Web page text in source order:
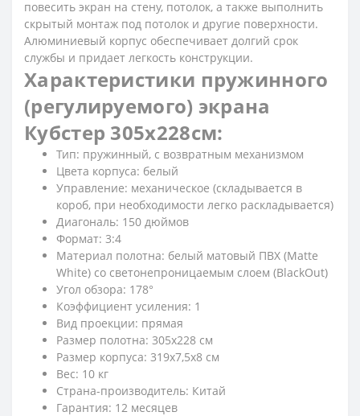
повесить экран на стену, потолок, а также выполнить
скрытый монтаж под потолок и другие поверхности.
Алюминиевый корпус обеспечивает долгий срок
службы и придает легкость конструкции.
Характеристики пружинного
(регулируемого) экрана
Кубстер 305х228см:
Тип: пружинный, с возвратным механизмом
Цвета корпуса: белый
Управление: механическое (складывается в
короб, при необходимости легко раскладывается)
Диагональ: 150 дюймов
Формат: 3:4
Материал полотна: белый матовый ПВХ (Matte
White) со светонепроницаемым слоем (BlackOut)
Угол обзора: 178°
Коэффициент усиления: 1
Вид проекции: прямая
Размер полотна: 305х228 см
Размер корпуса: 319х7,5х8 см
Вес: 10 кг
Страна-производитель: Китай
Гарантия: 12 месяцев